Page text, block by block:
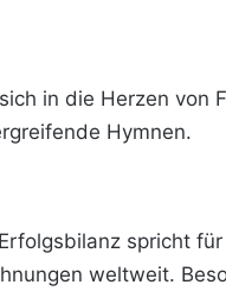
in die Herzen
Hymnen.
spricht
weltweit.